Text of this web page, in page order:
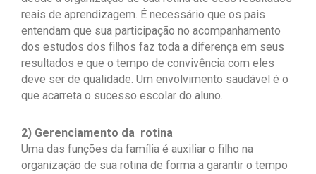
reais de aprendizagem. É necessário que os pais
entendam que sua participação no acompanhamento
dos estudos dos filhos faz toda a diferença em seus
resultados e que o tempo de convivência com eles
deve ser de qualidade. Um envolvimento saudável é o
que acarreta o sucesso escolar do aluno.
2) Gerenciamento da rotina
Uma das funções da família é auxiliar o filho na
organização de sua rotina de forma a garantir o tempo